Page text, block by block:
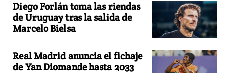
Diego Forlán toma las riendas
de Uruguay tras la salida de
Marcelo Bielsa
Real Madrid anuncia el fichaje
de Yan Diomande hasta 2033